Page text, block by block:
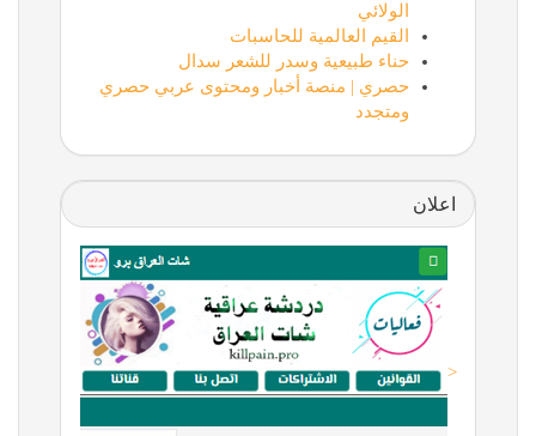
الولائي
القيم العالمية للحاسبات
حناء طبيعية وسدر للشعر سدال
حصري | منصة أخبار ومحتوى عربي حصري
ومتجدد
اعلان
<